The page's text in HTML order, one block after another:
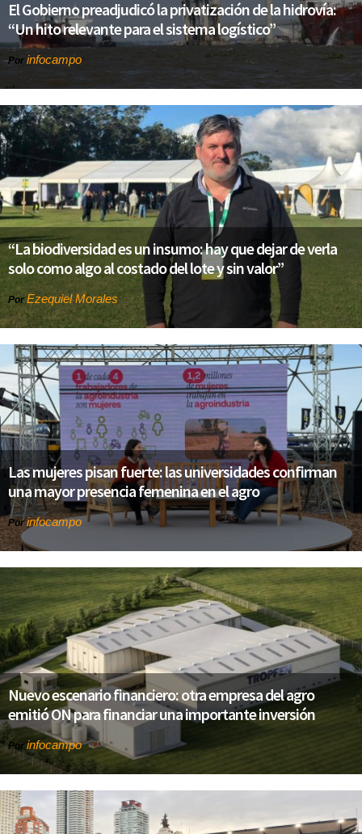
El Gobierno preadjudicó la privatización de la hidrovía:
“Un hito relevante para el sistema logístico”
Por infocampo
“La biodiversidad es un insumo: hay que dejar de verla
solo como algo al costado del lote y sin valor”
PorEzequiel Morales
Las mujeres pisan fuerte: las universidades confirman
una mayor presencia femenina en el agro
Porinfocampo
Nuevo escenario financiero: otra empresa del agro
emitió ON para financiar una importante inversión
Por infocampo